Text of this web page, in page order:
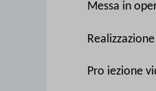
Messa in
Pro iezione